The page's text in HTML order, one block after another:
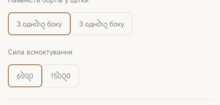
З одного боку З одного боку
Сила всмоктування
6500 15000